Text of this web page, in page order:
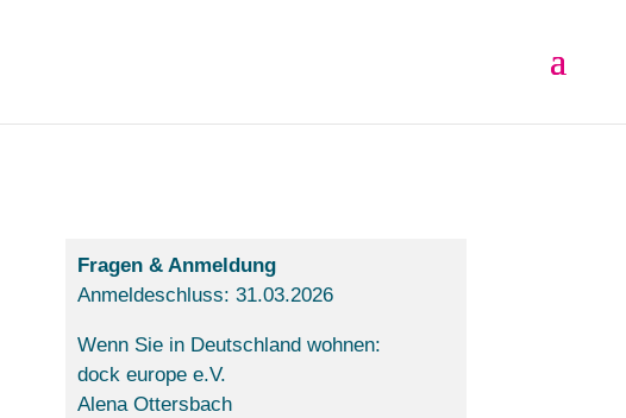
Fragen & Anmeldung
Anmeldeschluss: 31.03.2026
Wenn Sie in Deutschland wohnen:
dock europe e.V.
Alena Ottersbach